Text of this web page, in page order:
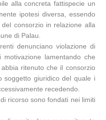
alla concreta fattispecie un
ipotesi diversa, essendo
consorzio in relazione alla
di Palau.
denunciano violazione di
lamentando che
ritenuto che il consorzio
soggetto giuridico del quale i
recedendo.
ricorso sono fondati nei limiti